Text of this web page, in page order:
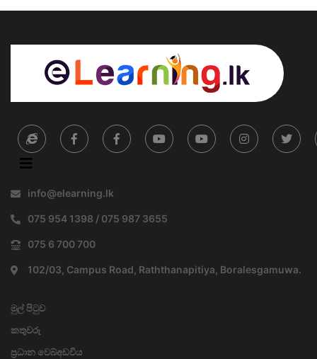
info@elearning.lk
075 954 1398 / 075 987 3655
075 6 700 700
102/03, Campus Road, Raththanapitiya, Boralesgamuwa.
මුල් පිටුව
කතුවරු
ප්‍රධාන වෙබ්අඩවිය